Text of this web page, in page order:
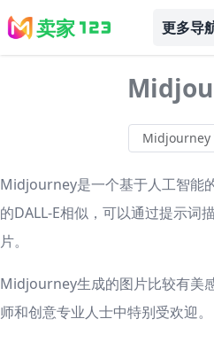
卖家 更多导
Midjourney
Midjourney是一个基于人工智能
的DALL-E相似，可以通过提示词
片。
Midjourney生成的图片比较有美
师和创意专业人士中特别受欢迎。